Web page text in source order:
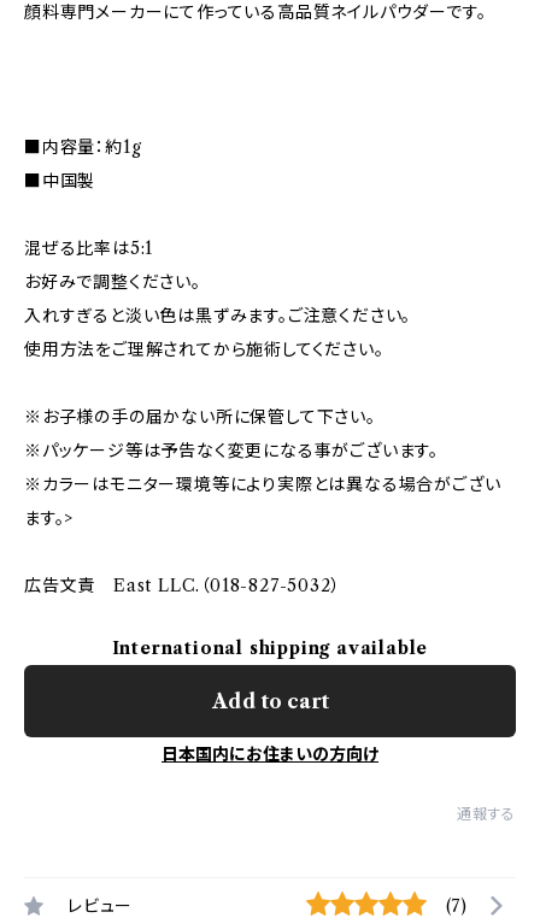
顔料専門メーカーにて作っている高品質ネイルパウダーです。
■内容量：約1g
■中国製
混ぜる比率は5:1
お好みで調整ください。
入れすぎると淡い色は黒ずみます。ご注意ください。
使用方法をご理解されてから施術してください。
※お子様の手の届かない所に保管して下さい。
※パッケージ等は予告なく変更になる事がございます。
※カラーはモニター環境等により実際とは異なる場合がござい
ます。>
広告文責 East LLC.（018-827-5032）
International shipping available
Add to cart
日本国内にお住まいの方向け
通報する
レビュー (7)